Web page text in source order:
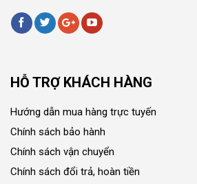
HỖ TRỢ KHÁCH HÀNG
Hướng dẫn mua hàng trực tuyến
Chính sách bảo hành
Chính sách vận chuyển
Chính sách đổi trả, hoàn tiền